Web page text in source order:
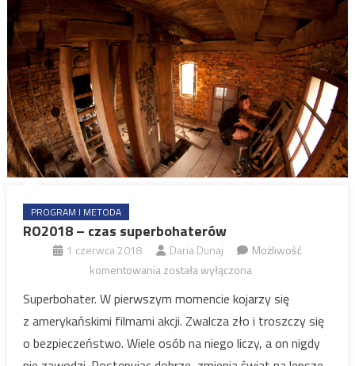
PROGRAM I METODA
RO2018 – czas superbohaterów
1 czerwca 2018 Daria Dunaj
Możliwość
komentowaniaRO2018
czas
superbohaterów
została wyłączona
Superbohater. W pierwszym momencie kojarzy się
z amerykańskimi filmami akcji. Zwalcza zło i troszczy się
o bezpieczeństwo. Wiele osób na niego liczy, a on nigdy